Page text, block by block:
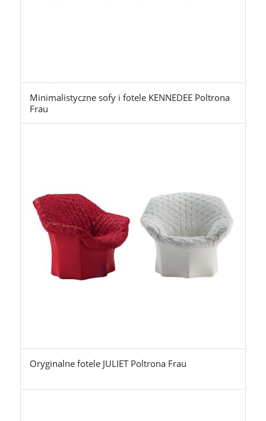
Minimalistyczne sofy i fotele KENNEDEE Poltrona
Frau
Oryginalne fotele JULIET Poltrona Frau